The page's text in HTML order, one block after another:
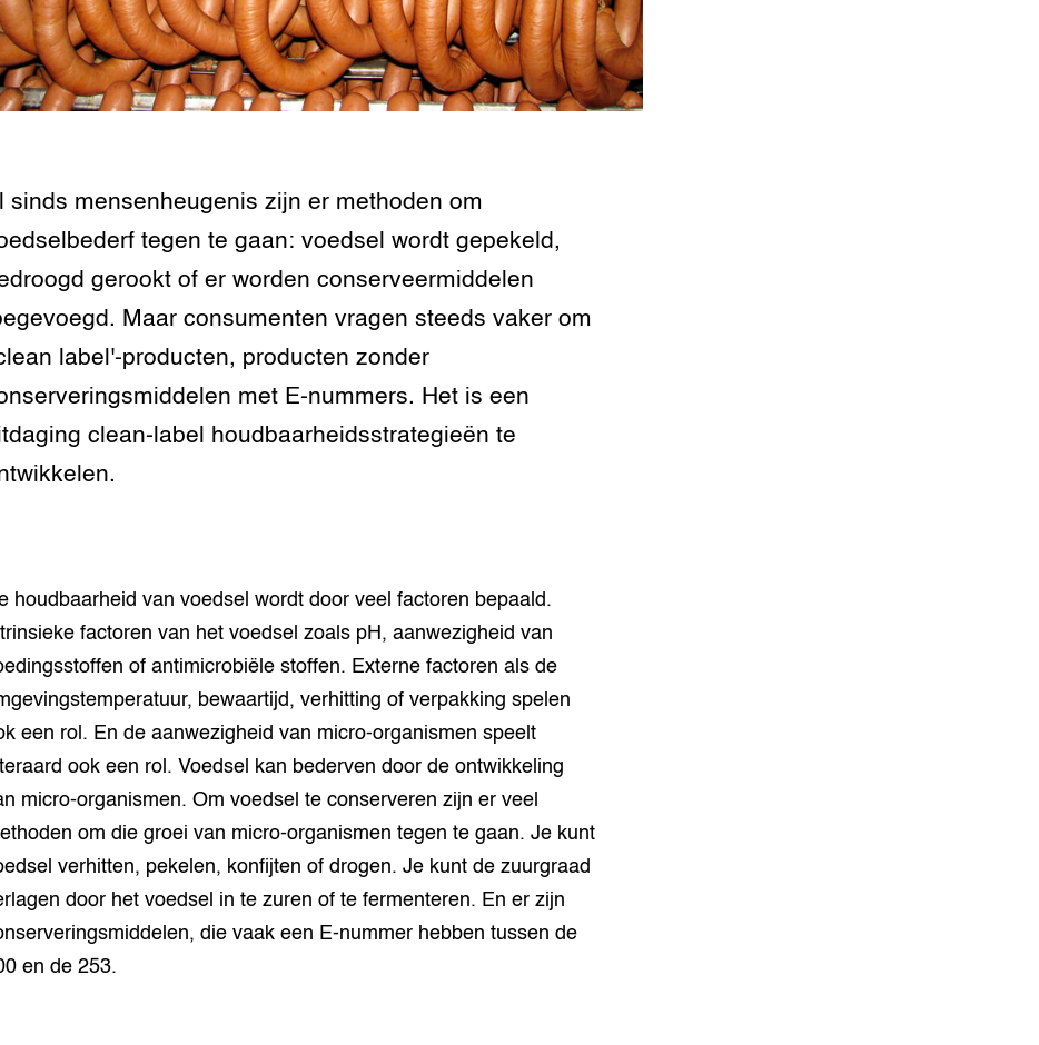
sinds mensenheugenis zijn er methoden om
tegen te gaan: voedsel wordt gepekeld,
gerookt of er worden conserveermiddelen
Maar consumenten vragen steeds vaker om
label'-producten, producten zonder
met E-nummers. Het is een
clean-label houdbaarheidsstrategieën te
houdbaarheid van voedsel wordt door veel factoren bepaald.
factoren van het voedsel zoals pH, aanwezigheid van
of antimicrobiële stoffen. Externe factoren als de
bewaartijd, verhitting of verpakking spelen
een rol. En de aanwezigheid van micro-organismen speelt
ook een rol. Voedsel kan bederven door de ontwikkeling
micro-organismen. Om voedsel te conserveren zijn er veel
om die groei van micro-organismen tegen te gaan. Je kunt
verhitten, pekelen, konfijten of drogen. Je kunt de zuurgraad
door het voedsel in te zuren of te fermenteren. En er zijn
die vaak een E-nummer hebben tussen de
en de 253.